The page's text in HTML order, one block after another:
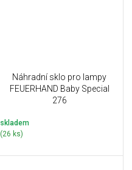
Náhradní sklo pro lampy
FEUERHAND Baby Special
276
skladem
(26 ks)